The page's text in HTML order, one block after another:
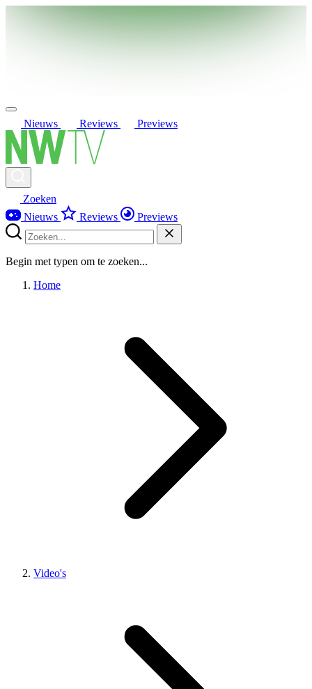
Nieuws Reviews Previews
Zoeken
Nieuws
Reviews Previews
Begin met typen om te zoeken...
Home
Video's